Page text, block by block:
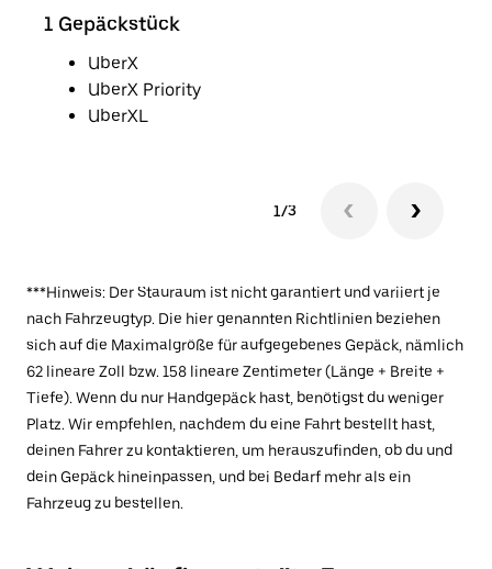
1 Gepäckstück
UberX
UberX Priority
UberXL
1/3
***Hinweis: Der Stauraum ist nicht garantiert und variiert je
nach Fahrzeugtyp. Die hier genannten Richtlinien beziehen
sich auf die Maximalgröße für aufgegebenes Gepäck, nämlich
62 lineare Zoll bzw. 158 lineare Zentimeter (Länge + Breite +
Tiefe). Wenn du nur Handgepäck hast, benötigst du weniger
Platz. Wir empfehlen, nachdem du eine Fahrt bestellt hast,
deinen Fahrer zu kontaktieren, um herauszufinden, ob du und
dein Gepäck hineinpassen, und bei Bedarf mehr als ein
Fahrzeug zu bestellen.